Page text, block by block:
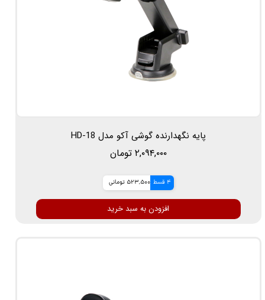
پایه نگهدارنده گوشی آکو مدل HD-18
۲,۰۹۴,۰۰۰ تومان
4 قسط 523,500 تومانی
افزودن به سبد خرید